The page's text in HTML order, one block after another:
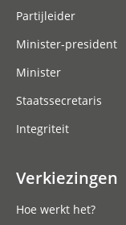
Partijleider
Minister-president
Minister
Staatssecretaris
Integriteit
Verkiezingen
Hoe werkt het?